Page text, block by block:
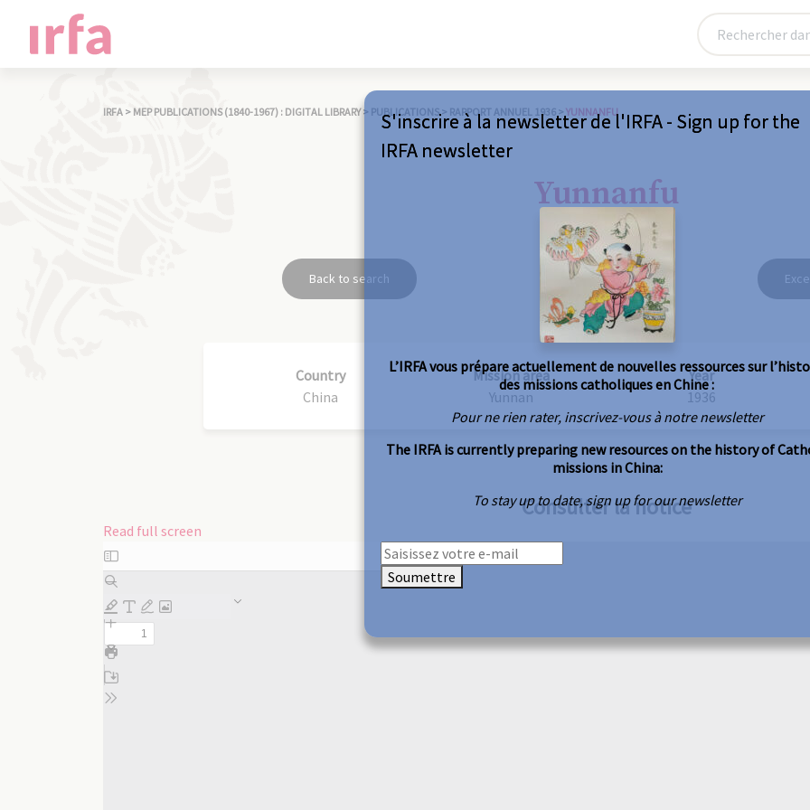
IRFA > MEP PUBLICATIONS (1840-1967) : DIGITAL LIBRARY > PUBLICATIONS > RAPPORT ANNUEL 1936 > YUNNANFU
Yunnanfu
Back to search
Country
China
Mission area
Yunnan
Year
1936
Consulter la notice
Read full screen
Skip
to
PDF
content
S'inscrire à la newsletter de l'IRFA - Sign up for the
IRFA newsletter
L’IRFA vous prépare actuellement de nouvelles ressources sur
des missions catholiques en Chine :
Pour ne rien rater, inscrivez-vous à notre newsletter
The IRFA is currently preparing new resources on the history of
missions in China:
To stay up to date, sign up for our newsletter
Soumettre